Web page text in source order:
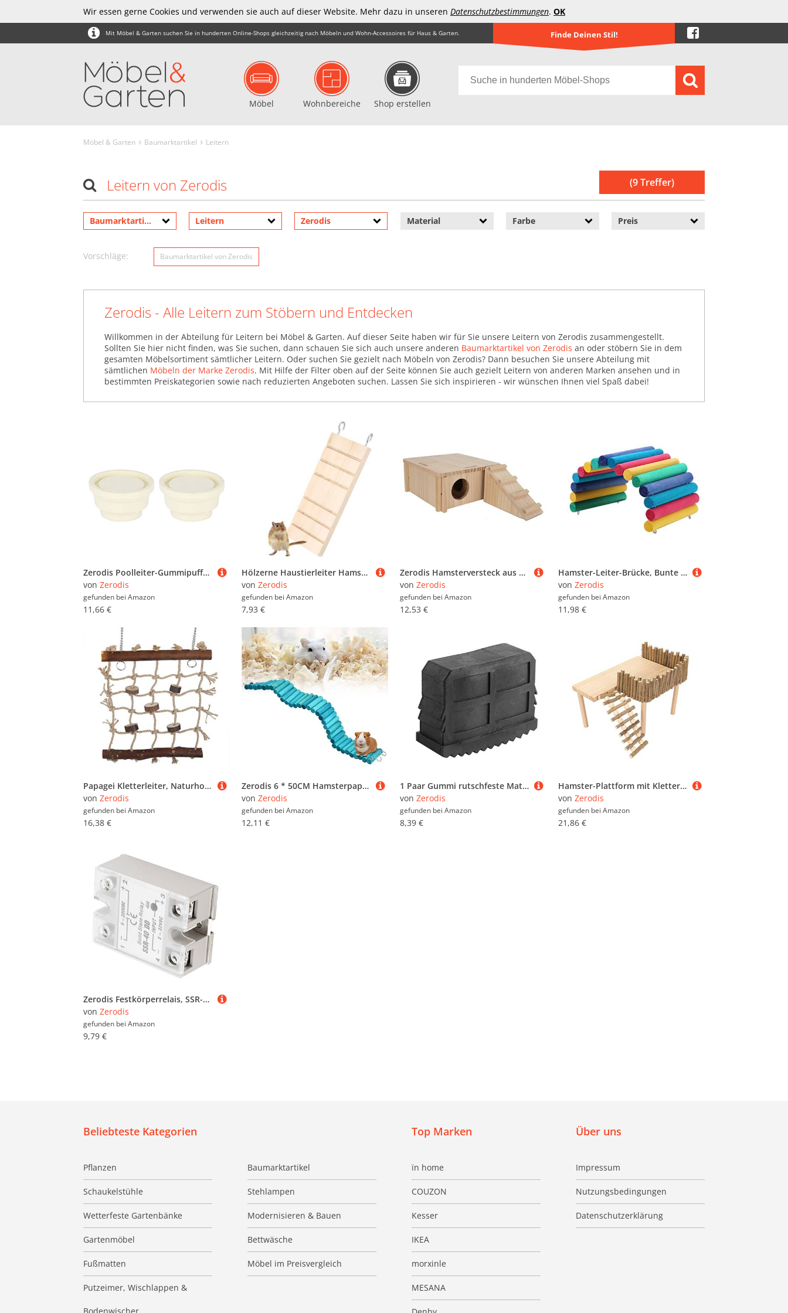
Wir essen gerne Cookies und verwenden sie auch auf dieser Website. Mehr dazu in unseren Datenschutzbestimmungen. OK
Mit Möbel & Garten suchen Sie in hunderten Online-Shops gleichzeitig nach Möbeln und Wohn-Accessoires für Haus & Garten. Finde Deinen Stil!
Möbel Wohnbereiche Shop erstellen
Möbel & Garten Baumarktartikel Leitern
(9 Treffer)
Leitern von Zerodis
Baumarktartikel Leitern Zerodis Material Farbe Preis
Vorschläge: Baumarktartikel von Zerodis
Zerodis - Alle Leitern zum Stöbern und Entdecken
Willkommen in der Abteilung für Leitern bei Möbel & Garten. Auf dieser Seite haben wir für Sie unsere Leitern von Zerodis zusammengestellt.
Sollten Sie hier nicht finden, was Sie suchen, dann schauen Sie sich auch unsere anderen Baumarktartikel von Zerodis an oder stöbern Sie in dem
gesamten Möbelsortiment sämtlicher Leitern. Oder suchen Sie gezielt nach Möbeln von Zerodis? Dann besuchen Sie unsere Abteilung mit
sämtlichen Möbeln der Marke Zerodis. Mit Hilfe der Filter oben auf der Seite können Sie auch gezielt Leitern von anderen Marken ansehen und in
bestimmten Preiskategorien sowie nach reduzierten Angeboten suchen. Lassen Sie sich inspirieren - wir wünschen Ihnen viel Spaß dabei!
Zerodis Poolleiter-Gummipuffer, Poolleiter-Stoßfänger Zum Schutz der Pool-Auskleidung, Schutzstufenleiterstopfen für Inground-Pools, Weißer Gummistopfen für Schwimmbeckenleiter
von Zerodis
gefunden bei Amazon
11,66 €
Hölzerne Haustierleiter Hamster Vogelständer Plattform Spielzeug Kauspielzeug, Rastbrett für Maus, Chinchilla, Ratte, Rennmaus, Zwerghamster, Papagei
von Zerodis
gefunden bei Amazon
7,93 €
Zerodis Hamsterversteck aus Holz Hamster-Holzversteck Mehrzweck-Mäusehaus aus Holz Hochverdichtetes Hamsterhaus aus Natürlichem Holz mit Leiter Rennmäuse Kammerhütte Lebensräume
von Zerodis
gefunden bei Amazon
12,53 €
Hamster-Leiter-Brücke, Bunte hölzerne Planken-Leiter-Brücke Reptilien-Versteck-Haus-Zaun-Kletterbrücke für Reptilien-Eidechsenschildkröten-Igel-Kleintier-Kauspielzeug
von Zerodis
gefunden bei Amazon
11,98 €
Papagei Kletterleiter, Naturholz Vogel Papagei Schaukel Kauspielzeug Vogel Klettern Hängendes Spielzeug Hängende Leiter Ständer Dekoration für eine große Auswahl an Papageien und Vögeln
von Zerodis
gefunden bei Amazon
16,38 €
Zerodis 6 * 50CM Hamsterpapagei Klettern Stehendes Holz Ladden Spielzeug Weiche Leiter Hängebrücke Trainingsspielzeug für Kleintiere
von Zerodis
gefunden bei Amazon
12,11 €
1 Paar Gummi rutschfeste Matte Leiter Füße Fuß Pads Kissenbezug Sicherheit Stoßstangen Ersatz Kit
von Zerodis
gefunden bei Amazon
8,39 €
Hamster-Plattform mit Kletterleiter Hamster-Kletterplattform Dekorative Meerschweinchen-Plattform Holz-Spielplatz FüR Kleine Haustiere mit Leiter FüR Golden Bear Sugar Glider Guinea
von Zerodis
gefunden bei Amazon
21,86 €
Zerodis Festkörperrelais, SSR-40DD 40A Eingang 3-32V DC-Ausgang 5-220VDC Plastikmetall Ein Phase-Leiter-Relaismodul für Militärische Luft- und Raumfahrt, Lichtelektronik, Neue Energie
von Zerodis
gefunden bei Amazon
9,79 €
Über uns
Impressum
Nutzungsbedingungen
Datenschutzerklärung
Beliebteste Kategorien
Pflanzen Baumarktartikel
Schaukelstühle Stehlampen
Wetterfeste Gartenbänke Modernisieren & Bauen
Gartenmöbel Bettwäsche
Fußmatten Möbel im Preisvergleich
Putzeimer, Wischlappen &
Top Marken
ïn home
COUZON
Kesser
IKEA
morxinle
MESANA